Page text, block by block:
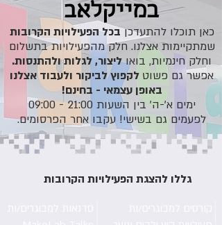
במייקלאב
כאן תוכלו להתעדכן בכל הפעילויות הקרובות
שמתקיימות אצלנו. חלק מהפעילויות בתשלום
וחלק חינמיות, בואוליצור, לגלות ולהתנסות.
אפשר גם פשוט לקפוץ לביקור ולעבוד אצלנו
באופן עצמאי - בחינם!
ימים א'-ה' בין השעות 21:00 - 09:00
לפעמים גם בשישי! עקבו אחר הפרסומים.
גללו להצגת הפעילויות הקרובות